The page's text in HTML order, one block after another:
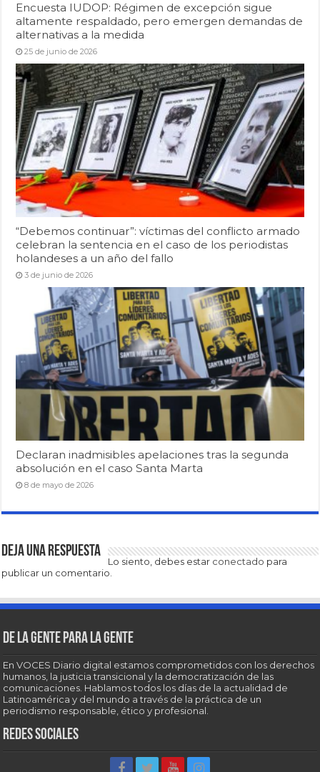
Encuesta IUDOP: Régimen de excepción sigue
altamente respaldado, pero emergen demandas de
alternativas a la medida
25 de junio de 2026
“Debemos continuar”: víctimas del conflicto armado
celebran la sentencia en el caso de los periodistas
holandeses a un año del fallo
3 de junio de 2026
Declaran inadmisibles apelaciones tras la segunda
absolución en el caso Santa Marta
8 de mayo de 2026
Deja una respuesta
Lo siento, debes estar conectado para
publicar un comentario.
De la gente para la gente
En VOCES Diario digital estamos comprometidos con los derechos
humanos, la justicia transicional y la democratización de las
comunicaciones. Hablamos todos los días de la actualidad de
Latinoamérica y del mundo a través de la práctica de un
periodismo responsable, ético y profesional.
Redes sociales